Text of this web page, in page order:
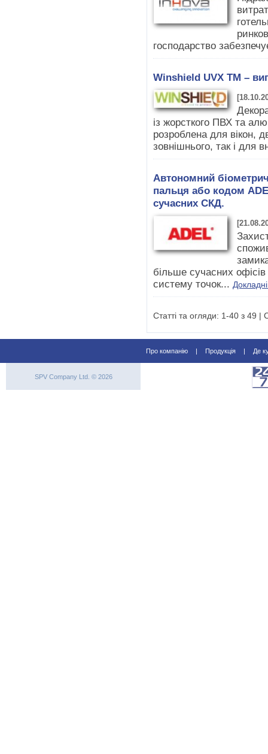
господарство
Winshield UVX TM –
із жорсткого ПВХ та
розроблена для вікон,
зовнішнього, так і для
Автономний
пальця або кодом
сучасних СКД.
більше сучасних
систему точок...
Статті та огляди: 1-40 з 49 |
Про компанію | Продукція | Де
SPV Company Ltd. © 2026